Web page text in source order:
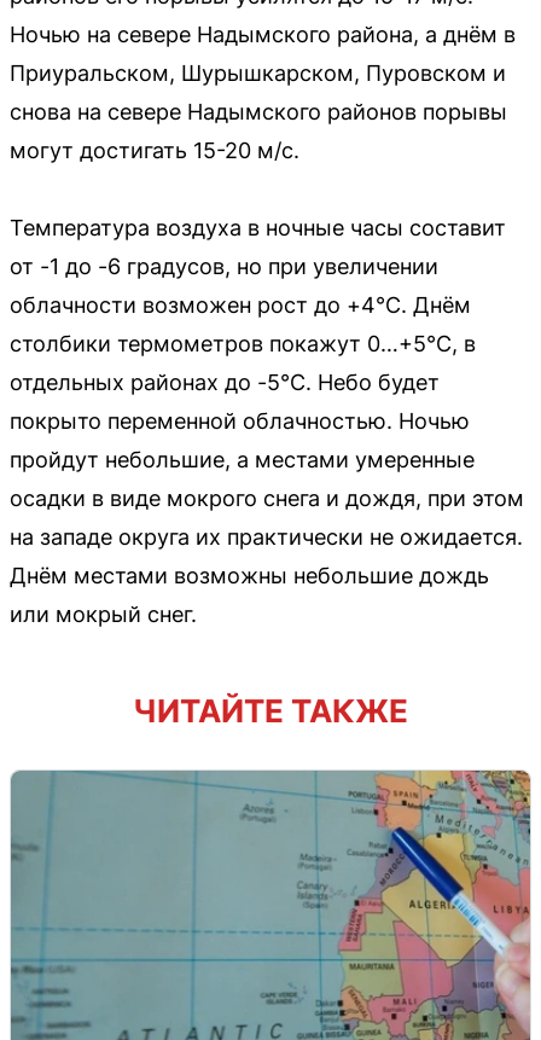
Ночью на севере Надымского района, а днём в
Приуральском, Шурышкарском, Пуровском и
снова на севере Надымского районов порывы
могут достигать 15-20 м/с.
Температура воздуха в ночные часы составит
от -1 до -6 градусов, но при увеличении
облачности возможен рост до +4°C. Днём
столбики термометров покажут 0…+5°C, в
отдельных районах до -5°C. Небо будет
покрыто переменной облачностью. Ночью
пройдут небольшие, а местами умеренные
осадки в виде мокрого снега и дождя, при этом
на западе округа их практически не ожидается.
Днём местами возможны небольшие дождь
или мокрый снег.
ЧИТАЙТЕ ТАКЖЕ